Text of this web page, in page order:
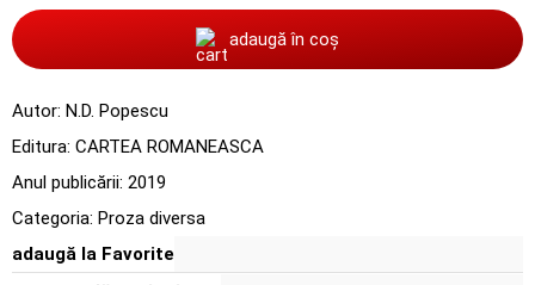
adaugă în coș
Autor: N.D. Popescu
Editura: CARTEA ROMANEASCA
Anul publicării: 2019
Categoria: Proza diversa
adaugă la Favorite